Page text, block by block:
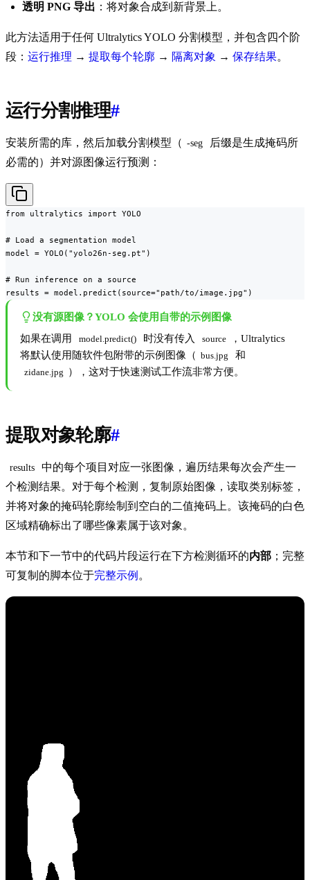
透明 PNG 导出 ：将对象合成到新背景上。
此方法适用于任何 Ultralytics YOLO 分割模型，并包含四个阶
段： 运行推理 → 提取每个轮廓 → 隔离对象 → 保存结果。
运行分割推理#
安装所需的库，然后加载分割模型（ -seg
后缀是生成掩码所
必需的）并对源图像运行预测：
from ultralytics import YOLO
# Load a segmentation model
model = YOLO("yolo26n-seg.pt")
# Run inference on a source
results = model.predict(source="path/to/image.jpg")
没有源图像？YOLO 会使用自带的示例图像
如果在调用
model.predict() 时没有传入 source
，Ultralytics
将默认使用随软件包附带的示例图像（ bus.jpg 和
zidane.jpg ），这对于快速测试工作流非常方便。
提取对象轮廓#
results
中的每个项目对应一张图像，遍历结果每次会产生一
个检测结果。对于每个检测，复制原始图像，读取类别标签，
并将对象的掩码轮廓绘制到空白的二值掩码上。该掩码的白色
区域精确标出了哪些像素属于该对象。
本节和下一节中的代码片段运行在下方检测循环的内部 ；完整
可复制的脚本位于完整示例 。